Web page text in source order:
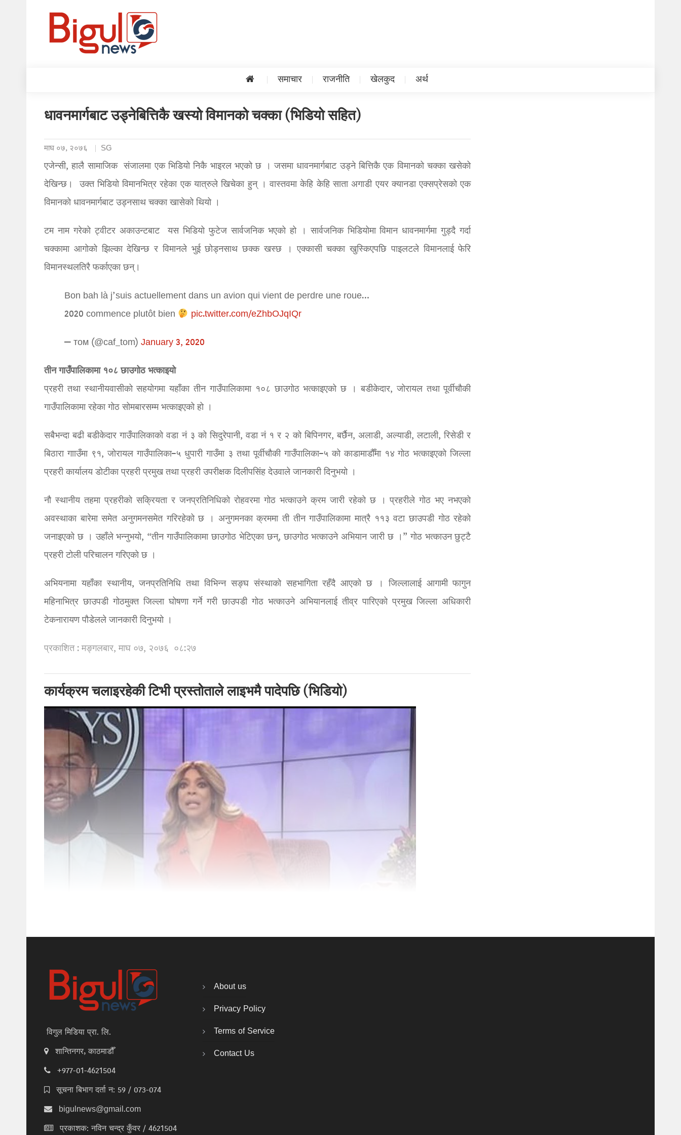
समाचार राजनीति खेलकुद अर्थ
धावनमार्गबाट उड्नेबित्तिकै खस्यो विमानको चक्का (भिडियो सहित)
माघ ०७, २०७६ SG
एजेन्सी, हालै सामाजिक संजालमा एक भिडियो निकै भाइरल भएको छ । जसमा धावनमार्गबाट उड्ने बित्तिकै एक विमानको चक्का खसेको
देखिन्छ। उक्त भिडियो विमानभित्र रहेका एक यात्रुले खिचेका हुन् । वास्तवमा केहि केहि साता अगाडी एयर क्यानडा एक्सप्रेसको एक
विमानको धावनमार्गबाट उड्नसाथ चक्का खासेको थियो ।
टम नाम गरेको ट्वीटर अकाउन्टबाट यस भिडियो फुटेज सार्वजनिक भएको हो । सार्वजनिक भिडियोमा विमान धावनमार्गमा गुड्दै गर्दा
चक्कामा आगोको झिल्का देखिन्छ र विमानले भुई छोड्नसाथ छक्क खस्छ । एक्कासी चक्का खुस्किएपछि पाइलटले विमानलाई फेरि
विमानस्थलतिरै फर्काएका छन्।
Bon bah là j’suis actuellement dans un avion qui vient de perdre une roue…
2020 commence plutôt bien
pic.twitter.com/eZhbOJqIQr
— том (@caf_tom) January 3, 2020
तीन गाउँपालिकामा १०८ छाउगोठ भत्काइयो
प्रहरी तथा स्थानीयवासीको सहयोगमा यहाँका तीन गाउँपालिकामा १०८ छाउगोठ भत्काइएको छ । बडीकेदार, जोरायल तथा पूर्वीचौकी
गाउँपालिकामा रहेका गोठ सोमबारसम्म भत्काइएको हो ।
सबैभन्दा बढी बडीकेदार गाउँपालिकाको वडा नं ३ को सिदुरेपानी, वडा नं १ र २ को बिपिनगर, बर्छैन, अलाडी, अल्याडी, लटाली, रिसेडी र
बिठारा गााउँमा ९१, जोरायल गाउँपालिका–५ धुपारी गाउँमा ३ तथा पूर्वीचौकी गाउँपालिका–५ को काडामाडौँमा १४ गोठ भत्काइएको जिल्ला
प्रहरी कार्यालय डोटीका प्रहरी प्रमुख तथा प्रहरी उपरीक्षक दिलीपसिंह देउवाले जानकारी दिनुभयो ।
नौ स्थानीय तहमा प्रहरीको सक्रियता र जनप्रतिनिधिको रोहवरमा गोठ भत्काउने क्रम जारी रहेको छ । प्रहरीले गोठ भए नभएको
अवस्थाका बारेमा समेत अनुगमनसमेत गरिरहेको छ । अनुगमनका क्रममा ती तीन गाउँपालिकामा मात्रै ११३ वटा छाउपडी गोठ रहेको
जनाइएको छ । उहाँले भन्नुभयो, “तीन गाउँपालिकामा छाउगोठ भेटिएका छन्, छाउगोठ भत्काउने अभियान जारी छ ।” गोठ भत्काउन छुट्टै
प्रहरी टोली परिचालन गरिएको छ ।
अभियनामा यहाँका स्थानीय, जनप्रतिनिधि तथा विभिन्न सङ्घ संस्थाको सहभागिता रहँदै आएको छ । जिल्लालाई आगामी फागुन
महिनाभित्र छाउपडी गोठमुक्त जिल्ला घोषणा गर्ने गरी छाउपडी गोठ भत्काउने अभियानलाई तीव्र पारिएको प्रमुख जिल्ला अधिकारी
टेकनारायण पौडेलले जानकारी दिनुभयो ।
प्रकाशित : मङ्गलबार, माघ ०७, २०७६ ०८:२७
कार्यक्रम चलाइरहेकी टिभी प्रस्तोताले लाइभमै पादेपछि (भिडियो)
विगुल मिडिया प्रा. लि.
शान्तिनगर, काठमाडौँ
+977-01-4621504
सूचना बिभाग दर्ता न: 59 / 073-074
bigulnews@gmail.com
प्रकाशक: नविन चन्द्र कुँवर / 4621504
About us
Privacy Policy
Terms of Service
Contact Us